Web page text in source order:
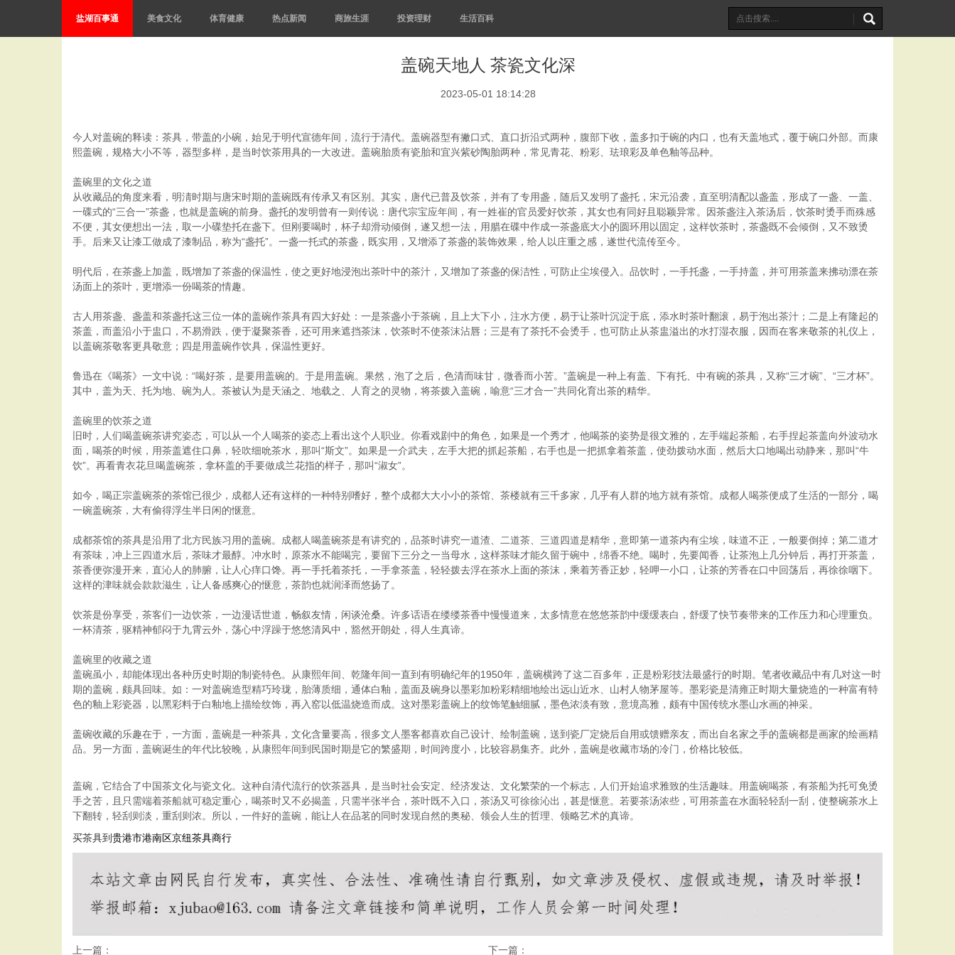
盐湖百事通 美食文化 体育健康 热点新闻 商旅生涯 投资理财 生活百科
盖碗天地人 茶瓷文化深
2023-05-01 18:14:28
今人对盖碗的释读：茶具，带盖的小碗，始见于明代宣德年间，流行于清代。盖碗器型有撇口式、直口折沿式两种，腹部下收，盖多扣于碗的内口，也有天盖地式，覆于碗口外部。而康
熙盖碗，规格大小不等，器型多样，是当时饮茶用具的一大改进。盖碗胎质有瓷胎和宜兴紫砂陶胎两种，常见青花、粉彩、珐琅彩及单色釉等品种。
盖碗里的文化之道
从收藏品的角度来看，明淸时期与唐宋时期的盖碗既有传承又有区别。其实，唐代已普及饮茶，并有了专用盏，随后又发明了盏托，宋元沿袭，直至明清配以盏盖，形成了一盏、一盖、
一碟式的“三合一”茶盏，也就是盖碗的前身。盏托的发明曾有一则传说：唐代宗宝应年间，有一姓崔的官员爱好饮茶，其女也有同好且聪颖异常。因茶盏注入茶汤后，饮茶时烫手而殊感
不便，其女便想出一法，取一小碟垫托在盏下。但刚要喝时，杯子却滑动倾倒，遂又想一法，用腊在碟中作成一茶盏底大小的圆环用以固定，这样饮茶时，茶盏既不会倾倒，又不致烫
手。后来又让漆工做成了漆制品，称为“盏托”。一盏一托式的茶盏，既实用，又增添了茶盏的装饰效果，给人以庄重之感，遂世代流传至今。
明代后，在茶盏上加盖，既增加了茶盏的保温性，使之更好地浸泡出茶叶中的茶汁，又增加了茶盏的保洁性，可防止尘埃侵入。品饮时，一手托盏，一手持盖，并可用茶盖来拂动漂在茶
汤面上的茶叶，更增添一份喝茶的情趣。
古人用茶盏、盏盖和茶盏托这三位一体的盖碗作茶具有四大好处：一是茶盏小于茶碗，且上大下小，注水方便，易于让茶叶沉淀于底，添水时茶叶翻滚，易于泡出茶汁；二是上有隆起的
茶盖，而盖沿小于盅口，不易滑跌，便于凝聚茶香，还可用来遮挡茶沫，饮茶时不使茶沫沾唇；三是有了茶托不会烫手，也可防止从茶盅溢出的水打湿衣服，因而在客来敬茶的礼仪上，
以盖碗茶敬客更具敬意；四是用盖碗作饮具，保温性更好。
鲁迅在《喝茶》一文中说：“喝好茶，是要用盖碗的。于是用盖碗。果然，泡了之后，色清而味甘，微香而小苦。”盖碗是一种上有盖、下有托、中有碗的茶具，又称“三才碗”、“三才杯”。
其中，盖为天、托为地、碗为人。茶被认为是天涵之、地载之、人育之的灵物，将茶拨入盖碗，喻意“三才合一”共同化育出茶的精华。
盖碗里的饮茶之道
旧时，人们喝盖碗茶讲究姿态，可以从一个人喝茶的姿态上看出这个人职业。你看戏剧中的角色，如果是一个秀才，他喝茶的姿势是很文雅的，左手端起茶船，右手捏起茶盖向外波动水
面，喝茶的时候，用茶盖遮住口鼻，轻吹细吮茶水，那叫“斯文”。如果是一介武夫，左手大把的抓起茶船，右手也是一把抓拿着茶盖，使劲拨动水面，然后大口地喝出动静来，那叫“牛
饮”。再看青衣花旦喝盖碗茶，拿杯盖的手要做成兰花指的样子，那叫“淑女”。
如今，喝正宗盖碗茶的茶馆已很少，成都人还有这样的一种特别嗜好，整个成都大大小小的茶馆、茶楼就有三千多家，几乎有人群的地方就有茶馆。成都人喝茶便成了生活的一部分，喝
一碗盖碗茶，大有偷得浮生半日闲的惬意。
成都茶馆的茶具是沿用了北方民族习用的盖碗。成都人喝盖碗茶是有讲究的，品茶时讲究一道渣、二道茶、三道四道是精华，意即第一道茶内有尘埃，味道不正，一般要倒掉；第二道才
有茶味，冲上三四道水后，茶味才最醇。冲水时，原茶水不能喝完，要留下三分之一当母水，这样茶味才能久留于碗中，绵香不绝。喝时，先要闻香，让茶泡上几分钟后，再打开茶盖，
茶香便弥漫开来，直沁人的肺腑，让人心痒口馋。再一手托着茶托，一手拿茶盖，轻轻拨去浮在茶水上面的茶沫，乘着芳香正妙，轻呷一小口，让茶的芳香在口中回荡后，再徐徐咽下。
这样的津味就会款款滋生，让人备感爽心的惬意，茶韵也就润泽而悠扬了。
饮茶是份享受，茶客们一边饮茶，一边漫话世道，畅叙友情，闲谈沧桑。许多话语在缕缕茶香中慢慢道来，太多情意在悠悠茶韵中缓缓表白，舒缓了快节奏带来的工作压力和心理重负。
一杯清茶，驱精神郁闷于九霄云外，荡心中浮躁于悠悠清风中，豁然开朗处，得人生真谛。
盖碗里的收藏之道
盖碗虽小，却能体现出各种历史时期的制瓷特色。从康熙年间、乾隆年间一直到有明确纪年的1950年，盖碗横跨了这二百多年，正是粉彩技法最盛行的时期。笔者收藏品中有几对这一时
期的盖碗，颇具回味。如：一对盖碗造型精巧玲珑，胎薄质细，通体白釉，盖面及碗身以墨彩加粉彩精细地绘出远山近水、山村人物茅屋等。墨彩瓷是清雍正时期大量烧造的一种富有特
色的釉上彩瓷器，以黑彩料于白釉地上描绘纹饰，再入窑以低温烧造而成。这对墨彩盖碗上的纹饰笔触细腻，墨色浓淡有致，意境高雅，颇有中国传统水墨山水画的神采。
盖碗收藏的乐趣在于，一方面，盖碗是一种茶具，文化含量要高，很多文人墨客都喜欢自己设计、绘制盖碗，送到瓷厂定烧后自用或馈赠亲友，而出自名家之手的盖碗都是画家的绘画精
品。另一方面，盖碗诞生的年代比较晚，从康熙年间到民国时期是它的繁盛期，时间跨度小，比较容易集齐。此外，盖碗是收藏市场的冷门，价格比较低。
盖碗，它结合了中国茶文化与瓷文化。这种自清代流行的饮茶器具，是当时社会安定、经济发达、文化繁荣的一个标志，人们开始追求雅致的生活趣味。用盖碗喝茶，有茶船为托可免烫
手之苦，且只需端着茶船就可稳定重心，喝茶时又不必揭盖，只需半张半合，茶叶既不入口，茶汤又可徐徐沁出，甚是惬意。若要茶汤浓些，可用茶盖在水面轻轻刮一刮，使整碗茶水上
下翻转，轻刮则淡，重刮则浓。所以，一件好的盖碗，能让人在品茗的同时发现自然的奥秘、领会人生的哲理、领略艺术的真谛。
买茶具到贵港市港南区京纽茶具商行
上一篇： 下一篇：